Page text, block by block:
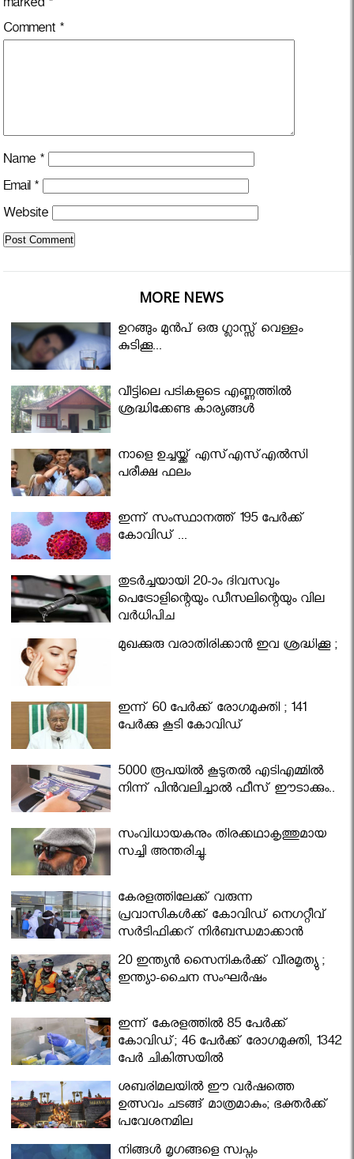
marked *
Comment *
Name *
Email *
Website
MORE NEWS
ഉറങ്ങും മുന്‍പ് ഒരു ഗ്ലാസ്സ് വെള്ളം
കുടിക്കൂ...
വീട്ടിലെ പടികളുടെ എണ്ണത്തിൽ
ശ്രദ്ധിക്കേണ്ട കാര്യങ്ങൾ
നാളെ ഉച്ചയ്ക്ക് എസ്എസ്എല്‍സി
പരീക്ഷ ഫലം
ഇന്ന് സംസ്ഥാനത്ത് 195 പേര്‍ക്ക്
കോവിഡ് ...
തുടർച്ചയായി 20-ാം ദിവസവും
പെട്രോളിന്റെയും ഡീസലിന്റെയും വില
വര്‍ധിപ്പിച്ചു
മുഖക്കുരു വരാതിരിക്കാന്‍ ഇവ ശ്രദ്ധിക്കൂ ;
ഇന്ന് 60 പേർക്ക് രോഗമുക്തി ; 141
പേര്‍ക്കു കൂടി കോവിഡ്
5000 രൂപയിൽ കൂടുതൽ എടിഎമ്മിൽ
നിന്ന് പിൻവലിച്ചാൽ ഫീസ് ഈടാക്കും..
സംവിധായകനും തിരക്കഥാകൃത്തുമായ
സച്ചി അന്തരിച്ചു.
കേരളത്തിലേക്ക് വരുന്ന
പ്രവാസികള്‍ക്ക് കോവിഡ് നെഗറ്റീവ്
സര്‍ട്ടിഫിക്കറ്റ് നിർബന്ധമാക്കാൻ
മന്ത്രിസഭ
20 ഇന്ത്യൻ സൈനികർക്ക് വീരമൃത്യു ;
ഇന്ത്യാ-ചൈന സംഘർഷം
ഇന്ന് കേരളത്തിൽ 85 പേർക്ക്
കോവിഡ്; 46 പേർക്ക് രോഗമുക്തി, 1342
പേർ ചികിത്സയിൽ
ശബരിമലയില്‍ ഈ വർഷത്തെ
ഉത്സവം ചടങ്ങ് മാത്രമാകും; ഭക്തർക്ക്
പ്രവേശനമില്ല
നിങ്ങള്‍ മൃഗങ്ങളെ സ്വപ്നം